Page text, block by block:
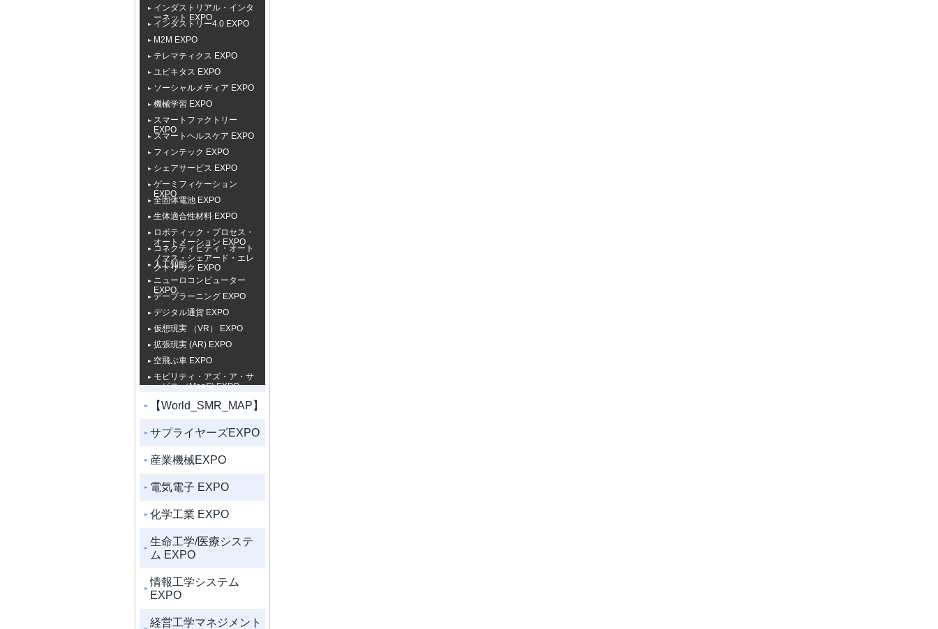
インダストリアル・インタ
ーネット EXPO
インダストリー4.0 EXPO
M2M EXPO
テレマティクス EXPO
ユビキタス EXPO
ソーシャルメディア EXPO
機械学習 EXPO
スマートファクトリー
EXPO
スマートヘルスケア EXPO
フィンテック EXPO
シェアサービス EXPO
ゲーミフィケーション
EXPO
全固体電池 EXPO
生体適合性材料 EXPO
ロボティック・プロセス・
オートメーション EXPO
コネクティビティ・オート
ノマス・シェアード・エレ
クトリック EXPO
人工知能
ニューロコンピューター
EXPO
デープラーニング EXPO
デジタル通貨 EXPO
仮想現実 （VR） EXPO
拡張現実 (AR) EXPO
空飛ぶ車 EXPO
モビリティ・アズ・ア・サ
ービス （MaaS) EXPO
【World_SMR_MAP】
サプライヤーズEXPO
産業機械EXPO
電気電子 EXPO
化学工業 EXPO
生命工学/医療システ
ム EXPO
情報工学システム
EXPO
経営工学マネジメント